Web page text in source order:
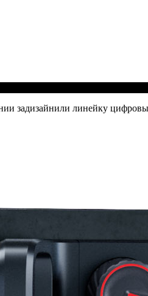
задизайнили линейку